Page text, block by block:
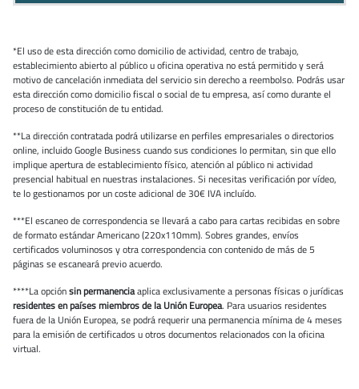
*El uso de esta dirección como domicilio de actividad, centro de trabajo,
establecimiento abierto al público u oficina operativa no está permitido y será
motivo de cancelación inmediata del servicio sin derecho a reembolso. Podrás usar
esta dirección como domicilio fiscal o social de tu empresa, así como durante el
proceso de constitución de tu entidad.
**La dirección contratada podrá utilizarse en perfiles empresariales o directorios
online, incluido Google Business cuando sus condiciones lo permitan, sin que ello
implique apertura de establecimiento físico, atención al público ni actividad
presencial habitual en nuestras instalaciones. Si necesitas verificación por vídeo,
te lo gestionamos por un coste adicional de 30€ IVA incluído.
***El escaneo de correspondencia se llevará a cabo para cartas recibidas en sobre
de formato estándar Americano (220x110mm). Sobres grandes, envíos
certificados voluminosos y otra correspondencia con contenido de más de 5
páginas se escaneará previo acuerdo.
****La opciónsin permanenciaaplica exclusivamente a personas físicas o jurídicas
residentes en países miembros de la Unión Europea. Para usuarios residentes
fuera de la Unión Europea, se podrá requerir una permanencia mínima de 4 meses
para la emisión de certificados u otros documentos relacionados con la oficina
virtual.